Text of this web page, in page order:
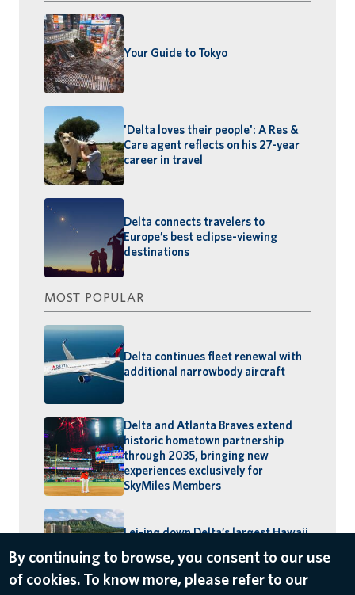
Your Guide to Tokyo
'Delta loves their people': A Res &
Care agent reflects on his 27-year
career in travel
Delta connects travelers to
Europe’s best eclipse-viewing
destinations
MOST POPULAR
Delta continues fleet renewal with
additional narrowbody aircraft
Delta and Atlanta Braves extend
historic hometown partnership
through 2035, bringing new
experiences exclusively for
SkyMiles Members
Lei-ing down Delta’s largest Hawaii
schedule: MSP–Maui launches,
BOS–Honolulu returns
By continuing to browse, you consent to our use
of cookies. To know more, please refer to our